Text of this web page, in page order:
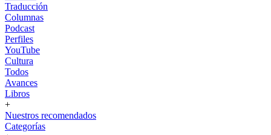
Traducción
Columnas
Podcast
Perfiles
YouTube
Cultura
Todos
Avances
Libros
+
Nuestros recomendados
Categorías